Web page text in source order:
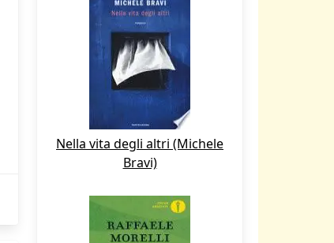
Nella vita degli altri (Michele
Bravi)